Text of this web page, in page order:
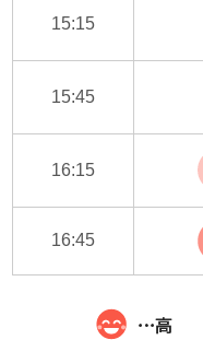
15:15
15:45
16:15
16:45